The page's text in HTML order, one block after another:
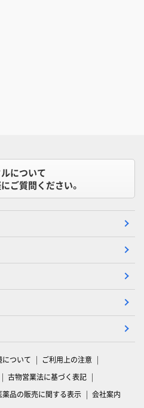
について
ご質問ください。
について
ご利用上の注意
古物営業法に基づく表記
薬品の販売に関する表示 会社案内